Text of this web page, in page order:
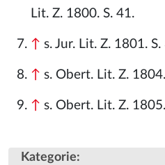
Lit. Z. 1800. S. 41.
↑ s. Jur. Lit. Z. 1801. S.
↑ s. Obert. Lit. Z.
↑ s. Obert. Lit. Z.
Kategorie: